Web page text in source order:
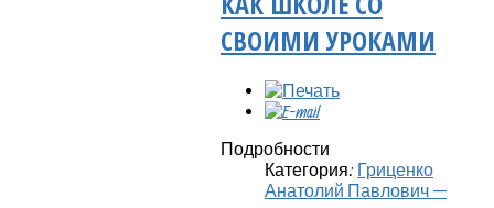
СВОИМИ УРОКАМИ
Подробности
Категория: Гриценко
Анатолий Павлович —